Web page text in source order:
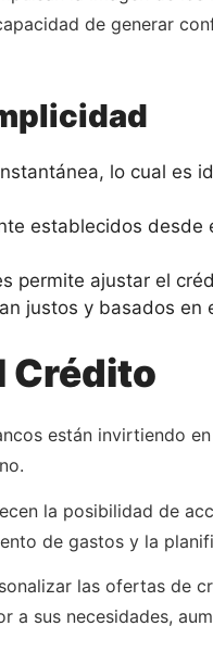
de generar
lo cual es
establecidos desde
permite ajustar el
justos y basados en
Crédito
están invirtiendo
la posibilidad de
de gastos y la
las ofertas de
sus necesidades,